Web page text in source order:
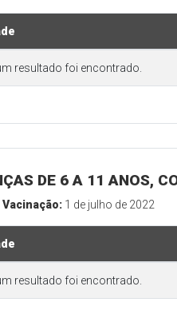
resultado foi encontrado.
DE 6 A 11 ANOS,
Vacinação: 1 de julho de 2022
resultado foi encontrado.